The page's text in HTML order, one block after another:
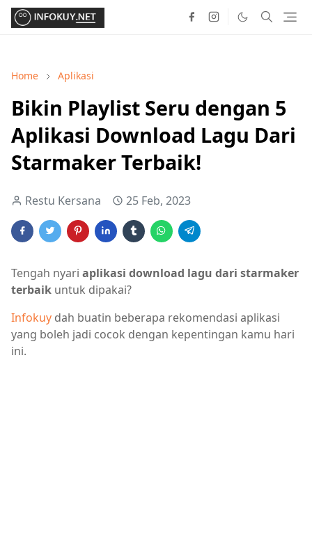
Home Aplikasi
Bikin Playlist Seru dengan 5
Aplikasi Download Lagu Dari
Starmaker Terbaik!
Restu Kersana 25 Feb, 2023
Tengah nyari aplikasi download lagu dari starmaker
terbaik untuk dipakai?
Infokuy dah buatin beberapa rekomendasi aplikasi
yang boleh jadi cocok dengan kepentingan kamu hari
ini.